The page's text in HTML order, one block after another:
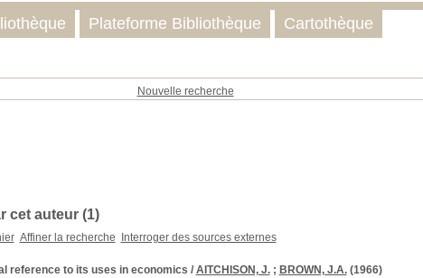
Nouvelle recherche
cet auteur (1)
Affiner la recherche Interroger des sources externes
reference to its uses in economics / AITCHISON, J.; BROWN, J.A.(1966)
Plateforme Bibliothèque Cartothèque